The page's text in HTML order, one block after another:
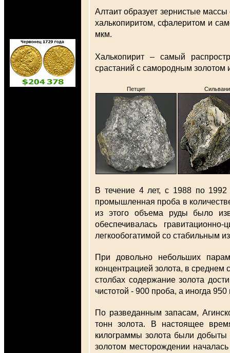
Алтаит образует зернистые
халькопиритом, сфалеритом и
мкм.
Халькопирит – самый
срастаний с самородным золотом
Петцит
В течение 4 лет, с 1988 по 1992
промышленная проба в
из этого объема руды было
обеспечивалась
легкообогатимой со стабильным
При довольно небольших
концентрацией золота, в
столбах содержание золота
чистотой - 900 проба, а иногда
По разведанным запасам,
тонн золота. В настоящее
килограммы золота были
золотом месторождении